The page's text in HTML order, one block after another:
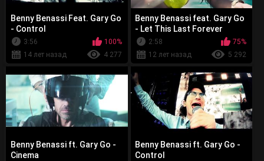
Benny Benassi Feat. Gary Go
- Control
3:56
100%
14 лет назад
4 277
Benny Benassi feat. Gary Go
- Let This Last Forever
2:58
75%
12 лет назад
5 292
Benny Benassi ft. Gary Go -
Cinema
Benny Benassi ft. Gary Go -
Control